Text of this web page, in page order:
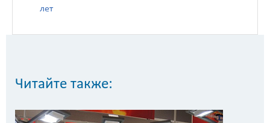
лет
Читайте также: